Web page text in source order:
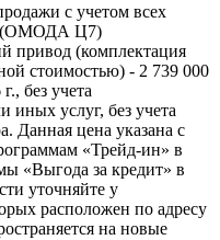
с учетом всех
(ОМОДА Ц7)
привод (комплектация
стоимостью) - 2 739 000
без учета
иных услуг, без учета
Данная цена указана с
«Трейд-ин» в
«Выгода за кредит» в
уточняйте у
расположен по адресу
на новые